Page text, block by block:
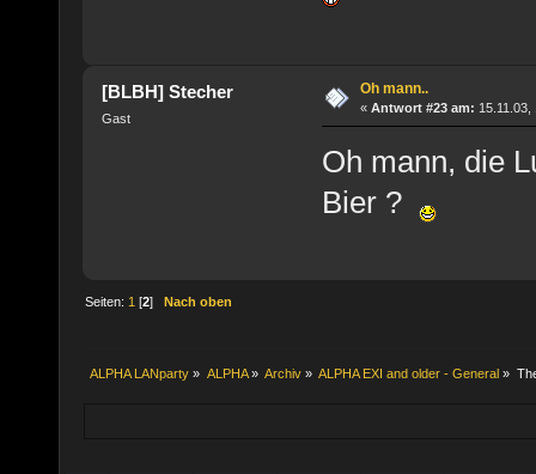
[BLBH] Stecher
Gast
Oh mann..
« Antwort #23 am: 15.11.03,
Oh mann, die
Bier ?
Seiten: 1 [2]Nach oben
ALPHA LANparty » ALPHA» Archiv» ALPHA EXI and older - General »